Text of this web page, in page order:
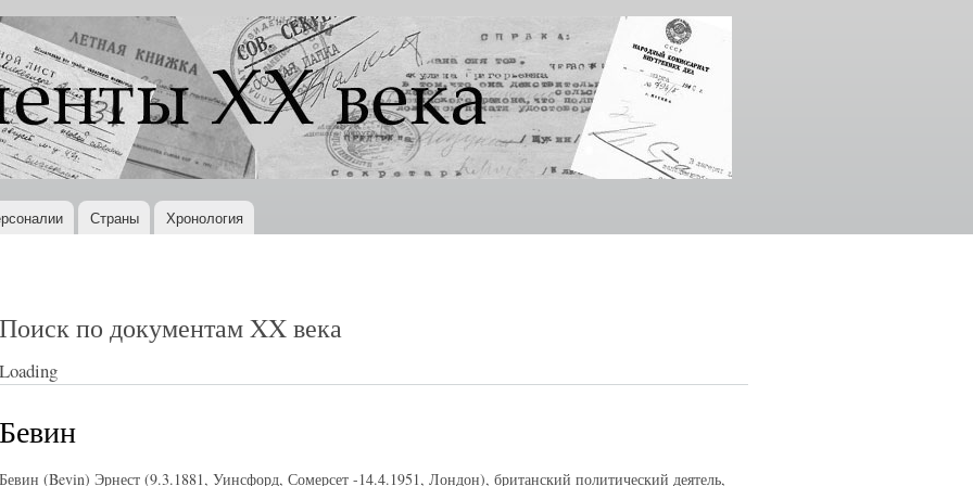
Перейти к
основному
содержанию
Страны Хронология
Поиск по документам XX века
Loading
Бевин
Бевин (Bevin) Эрнест (9.3.1881, Уинсфорд, Сомерсет -14.4.1951, Лондон), британский политический деятель,